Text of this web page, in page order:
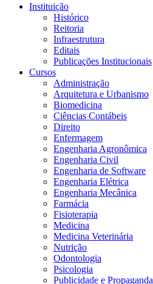
Instituição
Histórico
Reitoria
Infraestrutura
Editais
Publicações Institucionais
Cursos
Administração
Arquitetura e Urbanismo
Biomedicina
Ciências Contábeis
Direito
Enfermagem
Engenharia Agronômica
Engenharia Civil
Engenharia de Software
Engenharia Elétrica
Engenharia Mecânica
Farmácia
Fisioterapia
Medicina
Medicina Veterinária
Nutrição
Odontologia
Psicologia
Publicidade e Propaganda